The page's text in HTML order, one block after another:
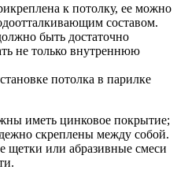
к потолку, ее можно
составом.
быть достаточно
не только внутреннюю
потолка в парилке
иметь цинковое покрытие;
скреплены между собой.
щетки или абразивные смеси